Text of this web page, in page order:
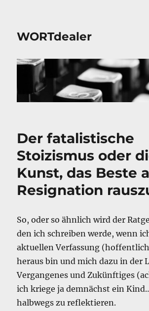
WORTdealer
Der fatalistische
Stoizismus oder
Kunst, das Beste
Resignation
So, oder so ähnlich wird der
den ich schreiben werde, wenn
aktuellen Verfassung
heraus bin und mich dazu in der
Vergangenes und Zukünftiges
ich kriege ja demnächst ein
halbwegs zu reflektieren.